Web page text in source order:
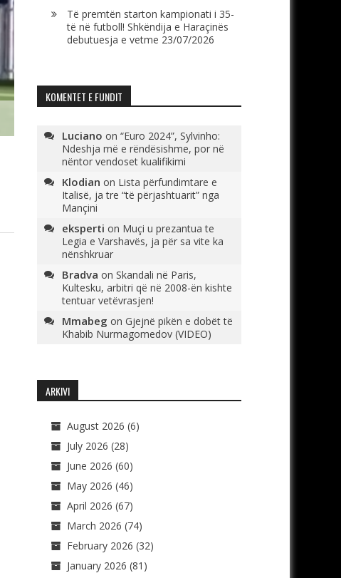
Të premtën starton kampionati i 35-
të në futboll! Shkëndija e Haraçinës
debutuesja e vetme 23/07/2026
KOMENTET E FUNDIT
Luciano on “Euro 2024”, Sylvinho:
Ndeshja më e rëndësishme, por në
nëntor vendoset kualifikimi
Klodian on Lista përfundimtare e
Italisë, ja tre “të përjashtuarit” nga
Mançini
eksperti on Muçi u prezantua te
Legia e Varshavës, ja për sa vite ka
nënshkruar
Bradva on Skandali në Paris,
Kultesku, arbitri që në 2008-ën kishte
tentuar vetëvrasjen!
Mmabeg on Gjejnë pikën e dobët të
Khabib Nurmagomedov (VIDEO)
ARKIVI
August 2026 (6)
July 2026 (28)
June 2026 (60)
May 2026 (46)
April 2026 (67)
March 2026 (74)
February 2026 (32)
January 2026 (81)